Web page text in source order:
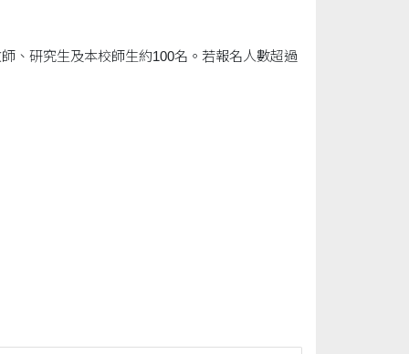
、研究生及本校師生約100名。若報名人數超過